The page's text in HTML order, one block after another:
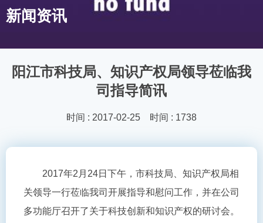
新闻资讯
阳江市科技局、知识产权局领导莅临我
司指导简讯
时间 : 2017-02-25 时间 : 1738
2017年2月24日下午，市科技局、知识产权局相
关领导一行莅临我司开展指导和慰问工作，并在公司
多功能厅召开了关于科技创新和知识产权的研讨会。